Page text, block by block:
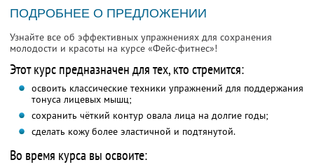
ПОДРОБНЕЕ О ПРЕДЛОЖЕНИИ
Узнайте все об эффективных упражнениях для сохранения
молодости и красоты на курсе «Фейс-фитнес»!
Этот курс предназначен для тех, кто стремится:
освоить классические техники упражнений для поддержания
тонуса лицевых мышц;
сохранить чёткий контур овала лица на долгие годы;
сделать кожу более эластичной и подтянутой.
Во время курса вы освоите: